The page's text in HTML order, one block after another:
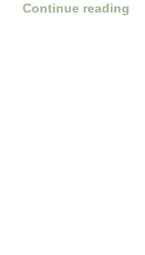
Continue reading